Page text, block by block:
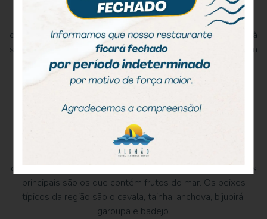
analgésica e anti-inflamatória, estimulando também, a
cicatrização. O alimento também é composto por
carboidratos e vitaminas que deixa a receita mais benéfica à
saúde. Depois de cozida com um pouco de água até ficarem
bem moles elas devem ser amassadas e incorporadas ao
pirão.
O peixe era o sustento de muitas aldeias indígenas, e até
hoje é o alimento principal de muitos pescadores caiçaras.
Os turistas quando vão à Ilha, tem vontade de conhecer a
cultura e experimentar os deliciosos pratos vindo de lá e os
principais são os que contém frutos do mar. Os peixes
típicos da região são o cavala, tainha, anchova, bijupirá,
garoupa e badejo.